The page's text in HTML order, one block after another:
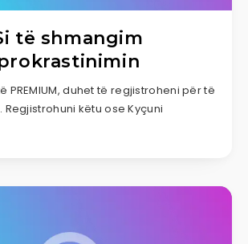
të shmangim
PREMIUM, duhet të regjistroheni për të
Regjistrohuni këtu ose Kyçuni